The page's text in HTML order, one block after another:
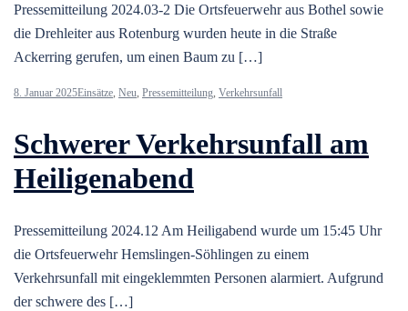
Pressemitteilung 2024.03-2 Die Ortsfeuerwehr aus Bothel sowie
die Drehleiter aus Rotenburg wurden heute in die Straße
Ackerring gerufen, um einen Baum zu […]
8. Januar 2025Einsätze, Neu, Pressemitteilung, Verkehrsunfall
Schwerer Verkehrsunfall am
Heiligenabend
Pressemitteilung 2024.12 Am Heiligabend wurde um 15:45 Uhr
die Ortsfeuerwehr Hemslingen-Söhlingen zu einem
Verkehrsunfall mit eingeklemmten Personen alarmiert. Aufgrund
der schwere des […]